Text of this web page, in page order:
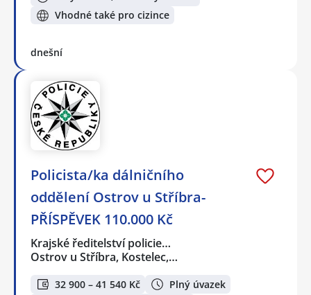
Vhodné také pro cizince
dnešní
Policista/ka dálničního
oddělení Ostrov u Stříbra-
PŘÍSPĚVEK 110.000 Kč
Krajské ředitelství policie…
Ostrov u Stříbra, Kostelec,…
32 900 – 41 540 Kč
Plný úvazek